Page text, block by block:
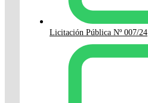
Licitación Pública Nº 007/24